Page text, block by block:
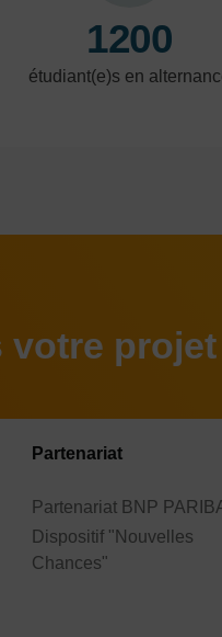
1200
étudiant(e)s en
votre
Partenariat
Partenariat BNP
Dispositif "Nouvelles
Chances"